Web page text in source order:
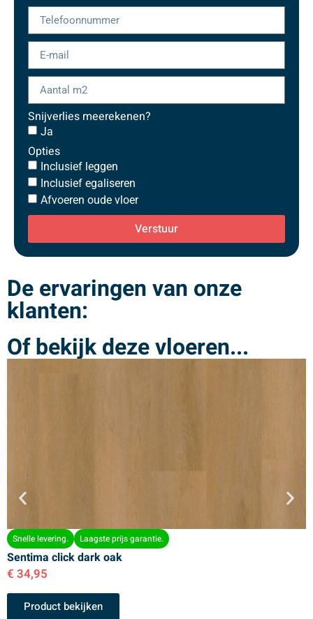
Snijverlies meerekenen?
Ja
Opties
Inclusief leggen
Inclusief egaliseren
Afvoeren oude vloer
Verstuur
De ervaringen van onze
klanten:
Of bekijk deze vloeren...
Snelle levering. Laagste prijs garantie.
Sentima click dark oak
€ 34,95
Product bekijken